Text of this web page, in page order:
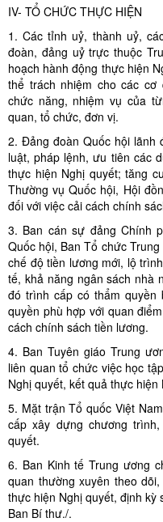
IV- TỔ CHỨC THỰC HIỆN
1. Các tỉnh uỷ, thành uỷ,
đoàn, đảng uỷ trực thuộc
hoạch hành động thực hiện
thể trách nhiệm cho các
chức năng, nhiệm vụ của
quan, tổ chức, đơn vị.
2. Đảng đoàn Quốc hội lãnh
luật, pháp lệnh, ưu tiên các
thực hiện Nghị quyết; tăng
Thường vụ Quốc hội, Hội
đối với việc cải cách chính
3. Ban cán sự đảng Chính
Quốc hội, Ban Tổ chức
chế độ tiền lương mới, lộ
tế, khả năng ngân sách nhà
đó trình cấp có thẩm quyền
quyền phù hợp với quan
cách chính sách tiền lương.
4. Ban Tuyên giáo Trung
liên quan tổ chức việc học
Nghị quyết, kết quả thực hiện
5. Mặt trận Tổ quốc Việt
cấp xây dựng chương
quyết.
6. Ban Kinh tế Trung ương
quan thường xuyên theo
thực hiện Nghị quyết, định kỳ
Ban Bí thư./.